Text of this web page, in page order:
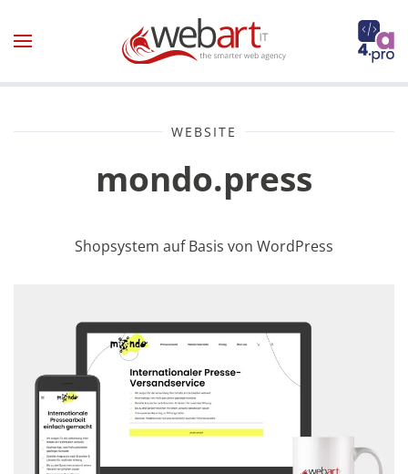
Zum Hauptinhalt springen
WEBSITE
mondo.press
Shopsystem auf Basis von WordPress